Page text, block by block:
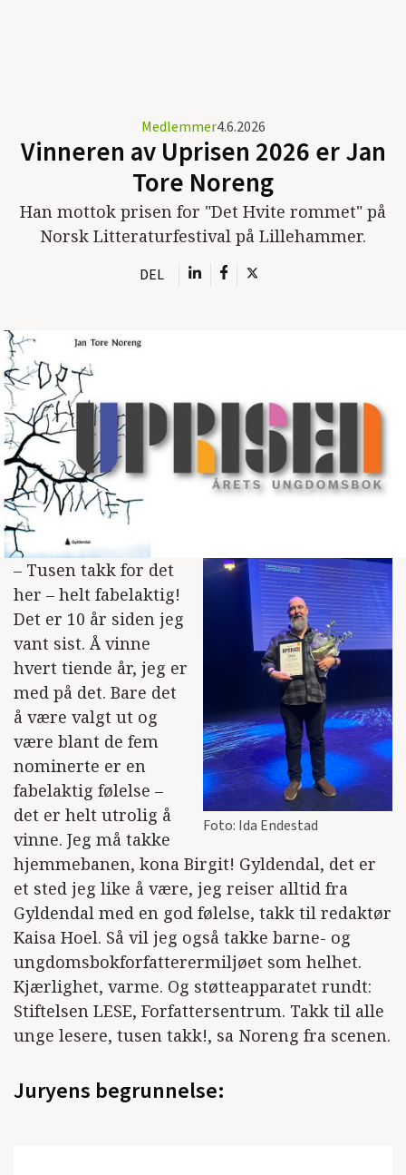
Medlemmer4.6.2026
Vinneren av Uprisen 2026 er Jan
Tore Noreng
Han mottok prisen for "Det Hvite rommet" på
Norsk Litteraturfestival på Lillehammer.
DEL
Foto: Ida Endestad
– Tusen takk for det
her – helt fabelaktig!
Det er 10 år siden jeg
vant sist. Å vinne
hvert tiende år, jeg er
med på det. Bare det
å være valgt ut og
være blant de fem
nominerte er en
fabelaktig følelse –
det er helt utrolig å
vinne. Jeg må takke
hjemmebanen, kona Birgit! Gyldendal, det er
et sted jeg like å være, jeg reiser alltid fra
Gyldendal med en god følelse, takk til redaktør
Kaisa Hoel. Så vil jeg også takke barne- og
ungdomsbokforfatterermiljøet som helhet.
Kjærlighet, varme. Og støtteapparatet rundt:
Stiftelsen LESE, Forfattersentrum. Takk til alle
unge lesere, tusen takk!, sa Noreng fra scenen.
Juryens begrunnelse: